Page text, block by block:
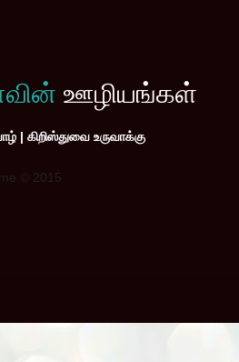
ஊழியங்கள்
| கிறிஸ்துவை உருவாக்கு
© 2015